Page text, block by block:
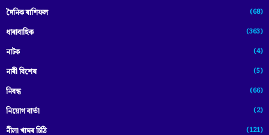
দৈনিক ৰাশিফল (68)
ধাৰাবাহিক (363)
নাটক (4)
নাৰী বিশেষ (5)
নিবন্ধ (66)
নিয়োগ বাৰ্তা (2)
নীলা খামৰ চিঠি (121)